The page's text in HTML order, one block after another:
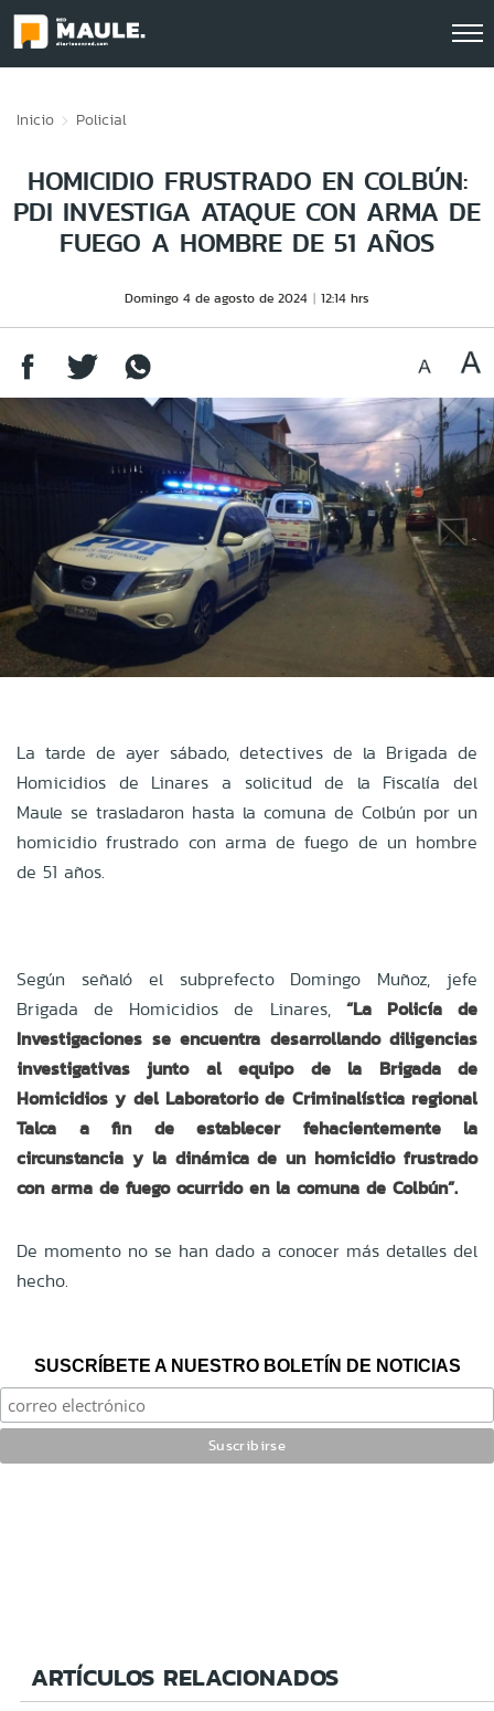
Inicio Policial
HOMICIDIO FRUSTRADO EN COLBÚN:
PDI INVESTIGA ATAQUE CON ARMA DE
FUEGO A HOMBRE DE 51 AÑOS
Domingo 4 de agosto de 2024 12:14 hrs
La tarde de ayer sábado, detectives de la Brigada de
Homicidios de Linares a solicitud de la Fiscalía del
Maule se trasladaron hasta la comuna de Colbún por un
homicidio frustrado con arma de fuego de un hombre
de 51 años.
Según señaló el subprefecto Domingo Muñoz, jefe
Brigada de Homicidios de Linares,
“La Policía de
Investigaciones se encuentra desarrollando diligencias
investigativas junto al equipo de la Brigada de
Homicidios y del Laboratorio de Criminalística regional
Talca a fin de establecer fehacientemente la
circunstancia y la dinámica de un homicidio frustrado
con arma de fuego ocurrido en la comuna de Colbún”.
De momento no se han dado a conocer más detalles del
hecho.
SUSCRÍBETE A NUESTRO BOLETÍN DE NOTICIAS
ARTÍCULOS RELACIONADOS